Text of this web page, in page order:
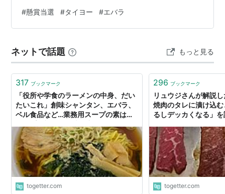
会が増えるので、直ぐに使い切ってしまいました。 焼肉
のタレはメーカーで味が異なっており、好みも分かれる
ラ、キッコーマン、業務スーパーの焼肉のタレを、ロー
テーションで使っていたりします。 （ちなみに子ども
は、ポン酢派だったりします） 近所の田んぼ…
#懸賞当選 #タイヨー #エバラ
ネットで話題 もっと見る
317 ブックマーク
「役所や学食のラーメンの中身、だい
たいこれ」創味シャンタン、エバラ、
ベル食品など…業務用スープの素は簡
togetter.com
296 ブックマーク
リュウジさんが解説
焼肉のタレに漬け込
るしデッカくなる」
togetter.com